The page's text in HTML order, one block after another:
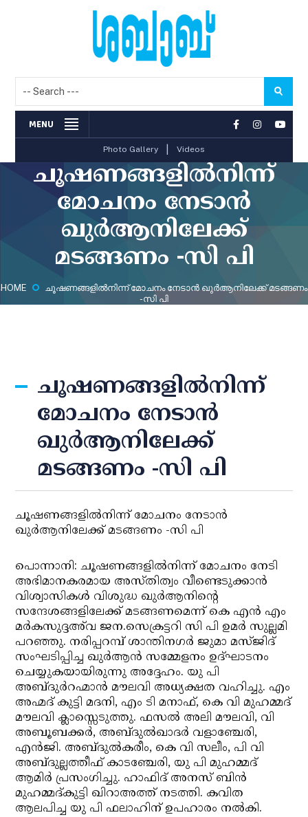
MENU
Photo Gallery Videos
ചൂഷണങ്ങളില്‍നിന്ന്
മോചനം നേടാന്‍
ഖുര്‍ആനിലേക്ക്
മടങ്ങണം -സി പി
HOME
ചൂഷണങ്ങളില്‍നിന്ന് മോചനം നേടാന്‍ ഖുര്‍ആനിലേക്ക് മടങ്ങണം
-സി പി
ചൂഷണങ്ങളില്‍നിന്ന്
മോചനം നേടാന്‍
ഖുര്‍ആനിലേക്ക്
മടങ്ങണം -സി പി
ചൂഷണങ്ങളില്‍നിന്ന് മോചനം നേടാന്‍
ഖുര്‍ആനിലേക്ക് മടങ്ങണം -സി പി
പൊന്നാനി: ചൂഷണങ്ങളില്‍നിന്ന് മോചനം നേടി
അഭിമാനകരമായ അസ്തിത്വം വീണ്ടെടുക്കാന്‍
വിശ്വാസികള്‍ വിശുദ്ധ ഖുര്‍ആനിന്റെ
സന്ദേശങ്ങളിലേക്ക് മടങ്ങണമെന്ന് കെ എന്‍ എം
മര്‍കസുദ്ദഅ്‌വ ജന.സെക്രട്ടറി സി പി ഉമര്‍ സുല്ലമി
പറഞ്ഞു. നരിപ്പറമ്പ് ശാന്തിനഗര്‍ ജുമാ മസ്ജിദ്
സംഘടിപ്പിച്ച ഖുര്‍ആന്‍ സമ്മേളനം ഉദ്ഘാടനം
ചെയ്യുകയായിരുന്നു അദ്ദേഹം. യു പി
അബ്ദുര്‍റഹ്മാന്‍ മൗലവി അധ്യക്ഷത വഹിച്ചു. എം
അഹ്മദ് കുട്ടി മദനി, എം ടി മനാഫ്, കെ വി മുഹമ്മദ്
മൗലവി ക്ലാസ്സെടുത്തു. ഫസല്‍ അലി മൗലവി, വി
അബൂബക്കര്‍, അബ്ദുല്‍ഖാദര്‍ വളാഞ്ചേരി,
എന്‍ജി. അബ്ദുല്‍കരീം, കെ വി സലീം, പി വി
അബ്ദുല്ലത്തീഫ് കാടഞ്ചേരി, യു പി മുഹമ്മദ്
ആമിര്‍ പ്രസംഗിച്ചു. ഹാഫിദ് അനസ് ബിന്‍
മുഹമ്മദ്കുട്ടി ഖിറാഅത്ത് നടത്തി. കവിത
ആലപിച്ച യു പി ഫലാഹിന് ഉപഹാരം നല്‍കി.